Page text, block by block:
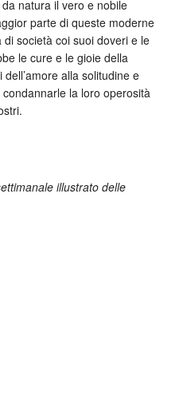
natura il vero e nobile
parte di queste moderne
società coi suoi doveri e le
le cure e le gioie della
alla solitudine e
la loro operosità
illustrato delle